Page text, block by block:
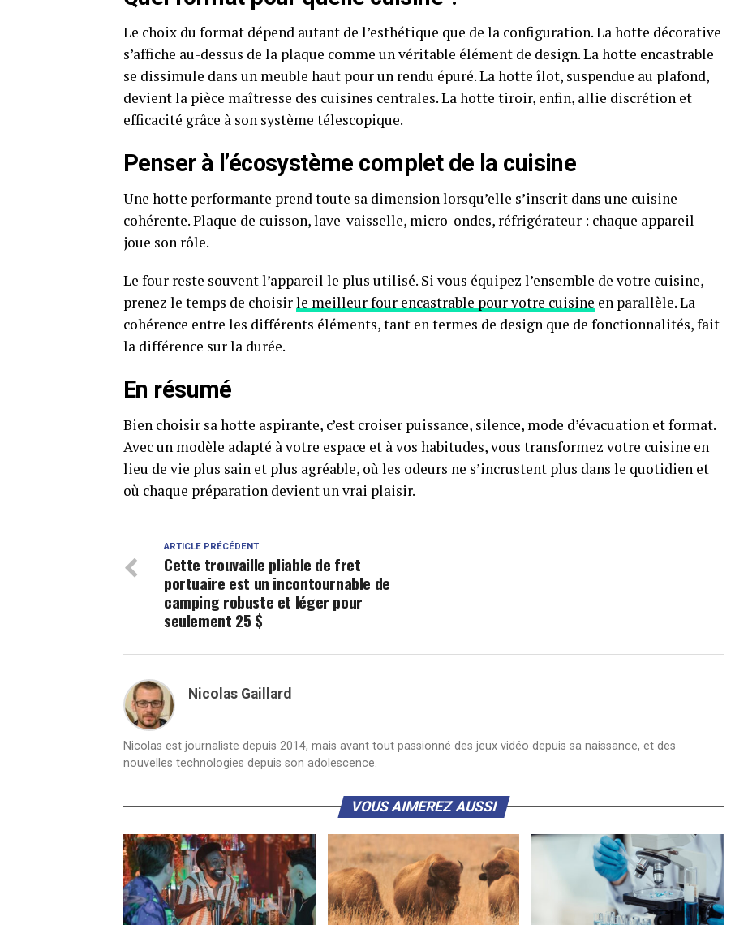
Le choix du format dépend autant de l’esthétique que de la configuration. La hotte décorative
s’affiche au-dessus de la plaque comme un véritable élément de design. La hotte encastrable
se dissimule dans un meuble haut pour un rendu épuré. La hotte îlot, suspendue au plafond,
devient la pièce maîtresse des cuisines centrales. La hotte tiroir, enfin, allie discrétion et
efficacité grâce à son système télescopique.
Penser à l’écosystème complet de la cuisine
Une hotte performante prend toute sa dimension lorsqu’elle s’inscrit dans une cuisine
cohérente. Plaque de cuisson, lave-vaisselle, micro-ondes, réfrigérateur : chaque appareil
joue son rôle.
Le four reste souvent l’appareil le plus utilisé. Si vous équipez l’ensemble de votre cuisine,
prenez le temps de choisirle meilleur four encastrable pour votre cuisine en parallèle. La
cohérence entre les différents éléments, tant en termes de design que de fonctionnalités, fait
la différence sur la durée.
En résumé
Bien choisir sa hotte aspirante, c’est croiser puissance, silence, mode d’évacuation et format.
Avec un modèle adapté à votre espace et à vos habitudes, vous transformez votre cuisine en
lieu de vie plus sain et plus agréable, où les odeurs ne s’incrustent plus dans le quotidien et
où chaque préparation devient un vrai plaisir.
ARTICLE PRÉCÉDENT
Cette trouvaille pliable de fret
portuaire est un incontournable de
camping robuste et léger pour
seulement 25 $
Nicolas Gaillard
Nicolas est journaliste depuis 2014, mais avant tout passionné des jeux vidéo depuis sa naissance, et des
nouvelles technologies depuis son adolescence.
VOUS AIMEREZ AUSSI